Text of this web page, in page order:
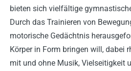
bieten sich vielfältige
Durch das Trainieren von
motorische Gedächtnis
Körper in Form bringen will, dabei
mit und ohne Musik, Vielseitigkeit